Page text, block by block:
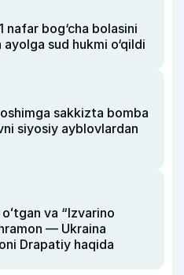
nafar bog‘cha bolasini
sud hukmi o‘qildi
sakkizta bomba
siyosiy ayblovlardan
va “Izvarino
— Ukraina
Drapatiy haqida